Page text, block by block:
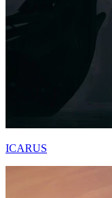
ICARUS